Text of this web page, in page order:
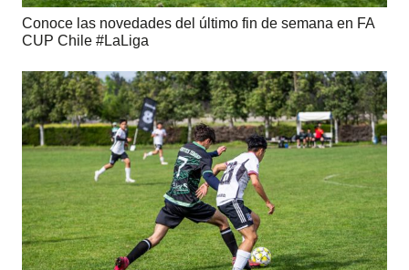
Conoce las novedades del último fin de semana en FA
CUP Chile #LaLiga